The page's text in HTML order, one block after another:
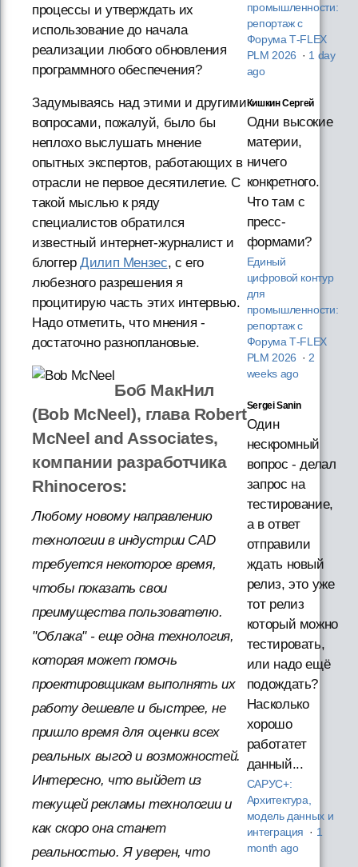
процессы и утверждать их
использование до начала
реализации любого обновления
программного обеспечения?
Задумываясь над этими и другими
вопросами, пожалуй, было бы
неплохо выслушать мнение
опытных экспертов, работающих в
отрасли не первое десятилетие. С
такой мыслью к ряду
специалистов обратился
известный интернет-журналист и
блоггерДилип Мензес, с его
любезного разрешения я
процитирую часть этих интервью.
Надо отметить, что мнения -
достаточно разноплановые.
Боб МакНил
(Bob McNeel), глава Robert
McNeel and Associates,
компании разработчика
Rhinoceros:
Любому новому направлению
технологии в индустрии CAD
требуется некоторое время,
чтобы показать свои
преимущества пользователю.
"Облака" - еще одна технология,
которая может помочь
проектировщикам выполнять их
работу дешевле и быстрее, не
пришло время для оценки всех
реальных выгод и возможностей.
Интересно, что выйдет из
текущей рекламы технологии и
как скоро она станет
реальностью. Я уверен, что
промышленности:
репортаж с
Форума T‑FLEX
PLM 2026 · 1 day
ago
Кишкин Сергей
Одни высокие
материи,
ничего
конкретного.
Что там с
пресс-
формами?
Единый
цифровой контур
для
промышленности:
репортаж с
Форума T‑FLEX
PLM 2026 · 2
weeks ago
Sergei Sanin
Один
нескромный
вопрос - делал
запрос на
тестирование,
а в ответ
отправили
ждать новый
релиз, это уже
тот релиз
который можно
тестировать,
или надо ещё
подождать?
Насколько
хорошо
работатет
данный...
САРУС+:
Архитектура,
модель данных и
интеграция · 1
month ago